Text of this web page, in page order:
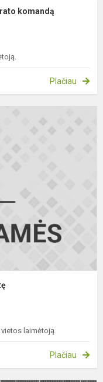
komandą
Plačiau
laimėtoją
Plačiau